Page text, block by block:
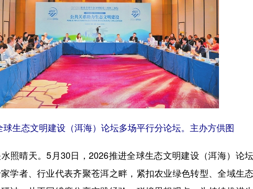
球生态文明建设（洱海）论坛多场平行分论坛。主办方供图
晴天。5月30日，2026推进全球生态文明建设（洱海）论
学者、行业代表齐聚苍洱之畔，紧扣农业绿色转型、全域生